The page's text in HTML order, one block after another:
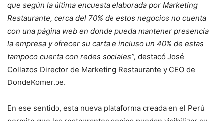
que según la última encuesta elaborada por Marketing
Restaurante, cerca del 70% de estos negocios no cuenta
con una página web en donde pueda mantener presencia
la empresa y ofrecer su carta e incluso un 40% de estas
tampoco cuenta con redes sociales”, destacó José
Collazos Director de Marketing Restaurante y CEO de
DondeKomer.pe.
En ese sentido, esta nueva plataforma creada en el Perú